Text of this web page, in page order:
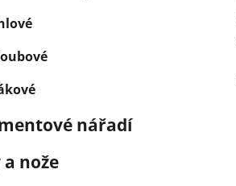
nářadí
a nože